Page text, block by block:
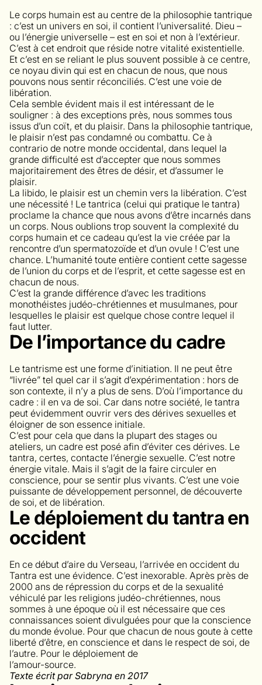
Le corps humain est au centre de la philosophie tantrique
: c’est un univers en soi, il contient l’universalité. Dieu –
ou l’énergie universelle – est en soi et non à l’extérieur.
C’est à cet endroit que réside notre vitalité existentielle.
Et c’est en se reliant le plus souvent possible à ce centre,
ce noyau divin qui est en chacun de nous, que nous
pouvons nous sentir réconciliés. C’est une voie de
libération.
Cela semble évident mais il est intéressant de le
souligner : à des exceptions près, nous sommes tous
issus d’un coït, et du plaisir. Dans la philosophie tantrique,
le plaisir n’est pas condamné ou combattu. Ce à
contrario de notre monde occidental, dans lequel la
grande difficulté est d’accepter que nous sommes
majoritairement des êtres de désir, et d’assumer le
plaisir.
La libido, le plaisir est un chemin vers la libération. C’est
une nécessité ! Le tantrica (celui qui pratique le tantra)
proclame la chance que nous avons d’être incarnés dans
un corps. Nous oublions trop souvent la complexité du
corps humain et ce cadeau qu’est la vie créée par la
rencontre d’un spermatozoïde et d’un ovule ! C’est une
chance. L’humanité toute entière contient cette sagesse
de l’union du corps et de l’esprit, et cette sagesse est en
chacun de nous.
C’est la grande différence d’avec les traditions
monothéistes judéo-chrétiennes et musulmanes, pour
lesquelles le plaisir est quelque chose contre lequel il
faut lutter.
De l’importance du cadre
Le tantrisme est une forme d’initiation. Il ne peut être
“livrée” tel quel car il s’agit d’expérimentation : hors de
son contexte, il n’y a plus de sens. D’où l’importance du
cadre : il en va de soi. Car dans notre société, le tantra
peut évidemment ouvrir vers des dérives sexuelles et
éloigner de son essence initiale.
C’est pour cela que dans la plupart des stages ou
ateliers, un cadre est posé afin d’éviter ces dérives. Le
tantra, certes, contacte l’énergie sexuelle. C’est notre
énergie vitale. Mais il s’agit de la faire circuler en
conscience, pour se sentir plus vivants. C’est une voie
puissante de développement personnel, de découverte
de soi, et de libération.
Le déploiement du tantra en
occident
En ce début d’aire du Verseau, l’arrivée en occident du
Tantra est une évidence. C’est inexorable. Après près de
2000 ans de répression du corps et de la sexualité
véhiculé par les religions judéo-chrétiennes, nous
sommes à une époque où il est nécessaire que ces
connaissances soient divulguées pour que la conscience
du monde évolue. Pour que chacun de nous goute à cette
liberté d’être, en conscience et dans le respect de soi, de
l’autre. Pour le déploiement de
l’amour-source.
Texte écrit par Sabryna en 2017